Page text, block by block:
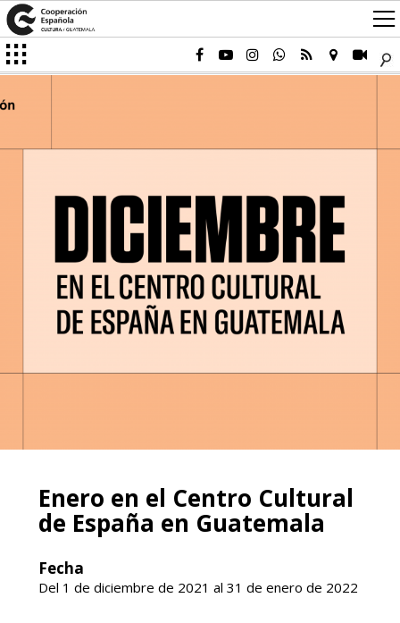
Enero en el Centro Cultural
de España en Guatemala
Fecha
Del 1 de diciembre de 2021 al 31 de enero de 2022